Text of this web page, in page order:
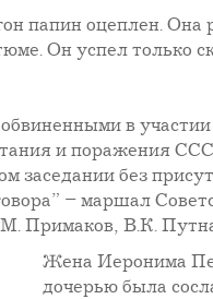
папин оцеплен. Она
Он успел только
в
и поражения
заседании без
– маршал
Примаков, В.К.
Жена Иеронима
дочерью была